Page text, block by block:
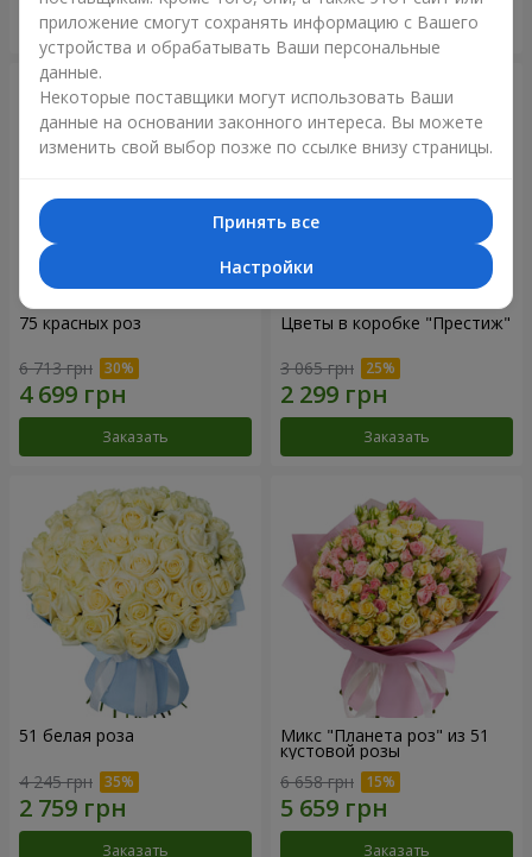
Заказать Заказать
75 красных роз
6 713 грн
Заказать
Цветы в коробке "Престиж"
3 065 грн
Заказать
51 белая роза
4 245 грн
Заказать
Микс "Планета роз" из 51
кустовой розы
6 658 грн
Заказать
приложение смогут сохранять информацию с Вашего
устройства и обрабатывать Ваши персональные
данные.
Некоторые поставщики могут использовать Ваши
данные на основании законного интереса. Вы можете
изменить свой выбор позже по ссылке внизу страницы.
Принять все
Настройки